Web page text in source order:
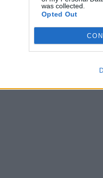
was collected.
Opted Out